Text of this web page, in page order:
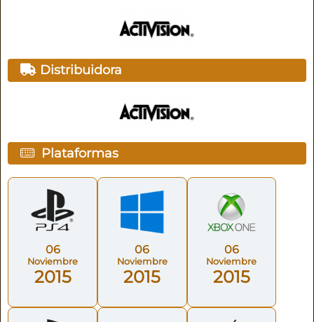
Distribuidora
Plataformas
06
Noviembre
2015
06
Noviembre
2015
06
Noviembre
2015